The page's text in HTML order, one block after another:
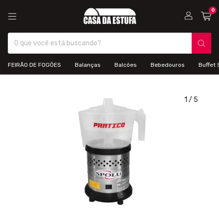
0
FEIRÃO DE FOGÕES Balanças Balcões Bebedouros Buffet
1 / 5